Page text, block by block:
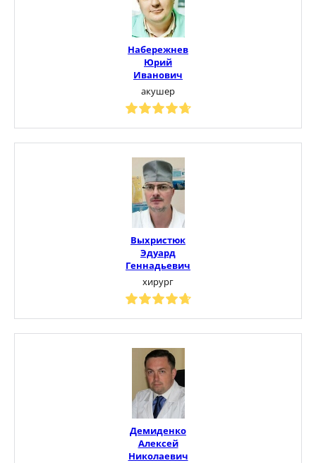
Набережнев
Юрий
Иванович
акушер
Выхристюк
Эдуард
Геннадьевич
хирург
Демиденко
Алексей
Николаевич